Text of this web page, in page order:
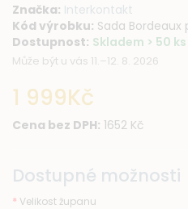
Značka: Interkontakt
Kód výrobku: Sada Bordeaux
Dostupnost: Skladem > 50 ks
Může být u vás 11.–12. 8. 2026
1 999Kč
Cena bez DPH: 1652 Kč
Dostupné možnosti
Velikost županu